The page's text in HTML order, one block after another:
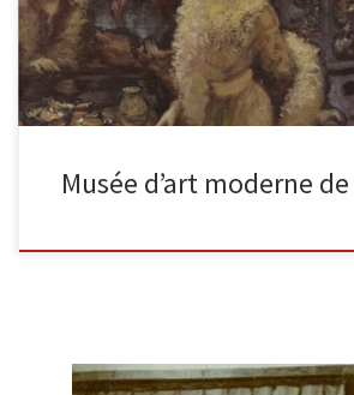
Musée d’art moderne